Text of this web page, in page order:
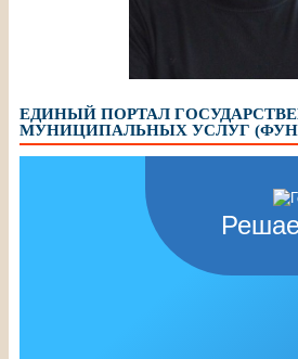
ЕДИНЫЙ ПОРТАЛ
МУНИЦИПАЛЬНЫХ УСЛУГ